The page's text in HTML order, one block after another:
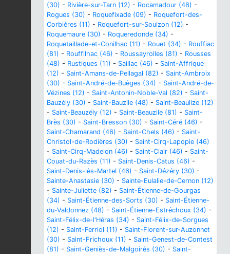
(30) - Rivière-sur-Tarn (12) - Rocamadour (46) -
Rogues (30) - Roquefixade (09) - Roquefort-des-
Corbières (11) - Roquefort-sur-Soulzon (12) -
Roquemaure (30) - Roqueredonde (34) -
Roquetaillade-et-Conilhac (11) - Rouet (34) - Rouffiac
(81) - Rouffilhac (46) - Roussayrolles (81) - Rousses
(48) - Rustiques (11) - Saillac (46) - Saint-Affrique
(12) - Saint-Amans-de-Pellagal (82) - Saint-Ambroix
(30) - Saint-André-de-Buèges (34) - Saint-André-de-
Vézines (12) - Saint-Antonin-Noble-Val (82) - Saint-
Bauzély (30) - Saint-Bauzile (48) - Saint-Beaulize (12)
- Saint-Beauzély (12) - Saint-Beauzile (81) - Saint-
Brès (30) - Saint-Bresson (30) - Saint-Céré (46) -
Saint-Chamarand (46) - Saint-Chels (46) - Saint-
Christol-de-Rodières (30) - Saint-Cirq-Lapopie (46)
- Saint-Cirq-Madelon (46) - Saint-Clair (46) - Saint-
Couat-du-Razès (11) - Saint-Denis-Catus (46) -
Saint-Denis-lès-Martel (46) - Saint-Dézéry (30) -
Sainte-Anastasie (30) - Sainte-Eulalie-de-Cernon (12)
- Sainte-Juliette (82) - Saint-Étienne-de-Gourgas
(34) - Saint-Étienne-des-Sorts (30) - Saint-Étienne-
du-Valdonnez (48) - Saint-Étienne-Estréchoux (34) -
Saint-Félix-de-l'Héras (34) - Saint-Félix-de-Sorgues
(12) - Saint-Ferriol (11) - Saint-Florent-sur-Auzonnet
(30) - Saint-Frichoux (11) - Saint-Genest-de-Contest
(81) - Saint-Geniès-de-Malgoirès (30) - Saint-